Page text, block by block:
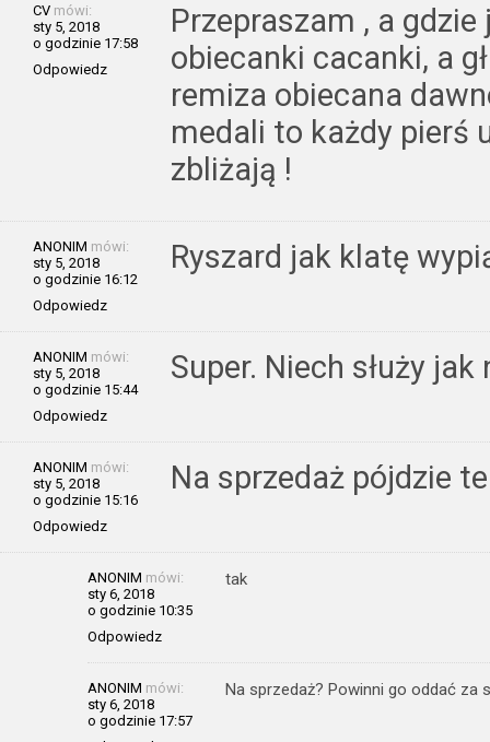
CV mówi:
sty 5, 2018
o godzinie 17:58
Odpowiedz
Przepraszam , a
obiecanki cacanki, a
remiza obiecana
medali to każdy pierś
zbliżają !
ANONIM mówi:
sty 5, 2018
o godzinie 16:12
Odpowiedz
Ryszard jak klatę
ANONIM mówi:
sty 5, 2018
o godzinie 15:44
Odpowiedz
Super. Niech służy jak
ANONIM mówi:
sty 5, 2018
o godzinie 15:16
Odpowiedz
Na sprzedaż pójdzie
ANONIM mówi:
sty 6, 2018
o godzinie 10:35
Odpowiedz
tak
ANONIM mówi:
sty 6, 2018
o godzinie 17:57
Na sprzedaż? Powinni go oddać za